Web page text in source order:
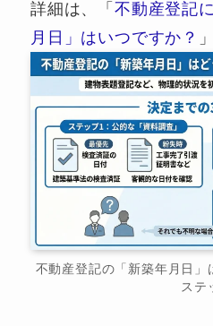
詳細は、「 不動産登記
月日」はいつですか？
不動産登記の「新築年月日」
ステ